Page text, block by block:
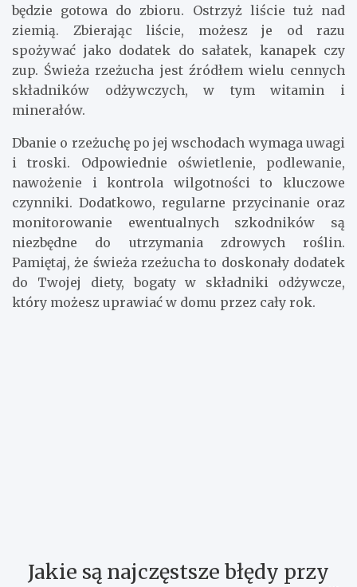
będzie gotowa do zbioru. Ostrzyż liście tuż nad
ziemią. Zbierając liście, możesz je od razu
spożywać jako dodatek do sałatek, kanapek czy
zup. Świeża rzeżucha jest źródłem wielu cennych
składników odżywczych, w tym witamin i
minerałów.
Dbanie o rzeżuchę po jej wschodach wymaga uwagi
i troski. Odpowiednie oświetlenie, podlewanie,
nawożenie i kontrola wilgotności to kluczowe
czynniki. Dodatkowo, regularne przycinanie oraz
monitorowanie ewentualnych szkodników są
niezbędne do utrzymania zdrowych roślin.
Pamiętaj, że świeża rzeżucha to doskonały dodatek
do Twojej diety, bogaty w składniki odżywcze,
który możesz uprawiać w domu przez cały rok.